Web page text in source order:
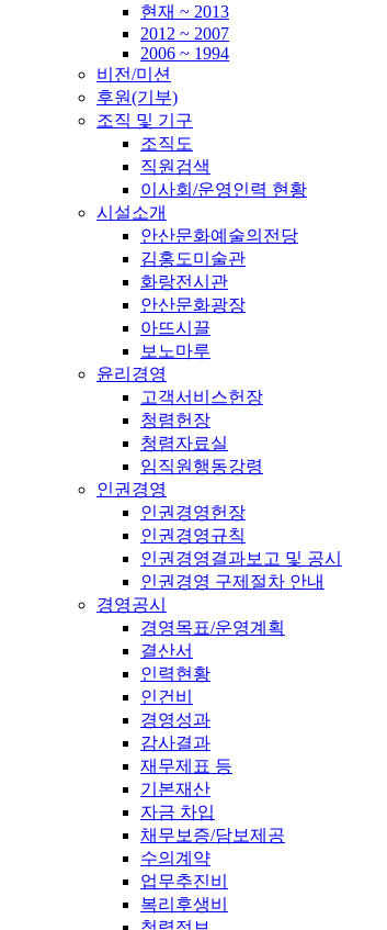
현재 ~ 2013
2012 ~ 2007
2006 ~ 1994
비전/미션
후원(기부)
조직 및 기구
조직도
직원검색
이사회/운영인력 현황
시설소개
안산문화예술의전당
김홍도미술관
화랑전시관
안산문화광장
아뜨시끌
보노마루
윤리경영
고객서비스헌장
청렴헌장
청렴자료실
임직원행동강령
인권경영
인권경영헌장
인권경영규칙
인권경영결과보고 및 공시
인권경영 구제절차 안내
경영공시
경영목표/운영계획
결산서
인력현황
인건비
경영성과
감사결과
재무제표 등
기본재산
자금 차입
채무보증/담보제공
수의계약
업무추진비
복리후생비